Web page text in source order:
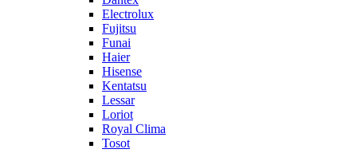
Electrolux
Fujitsu
Funai
Haier
Hisense
Kentatsu
Lessar
Loriot
Royal Clima
Tosot